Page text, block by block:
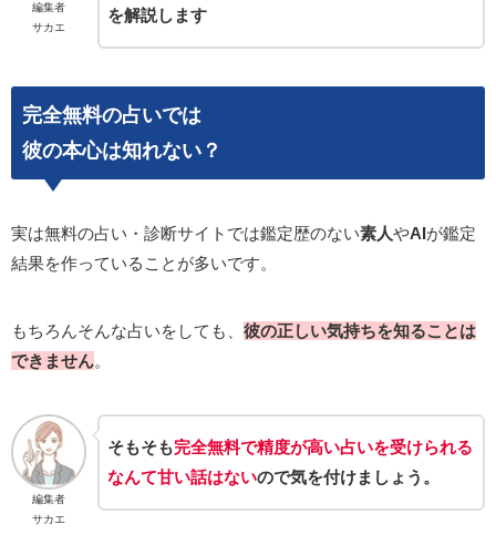
編集者
サカエ
を解説します
完全無料の占いでは
彼の本心は知れない？
実は無料の占い・診断サイトでは鑑定歴のない素人やAIが鑑定
結果を作っていることが多いです。
もちろんそんな占いをしても、 彼の正しい気持ちを知ることは
できません。
編集者
サカエ
そもそも完全無料で精度が高い占いを受けられる
なんて甘い話はないので気を付けましょう。